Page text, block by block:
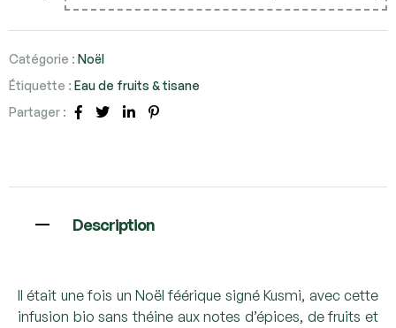
Catégorie : Noël
Étiquette : Eau de fruits & tisane
Partager :
Facebook
TwitterLinkedin
Description
Il était une fois un Noël féérique signé Kusmi, avec cette
infusion bio sans théine aux notes d’épices, de fruits et